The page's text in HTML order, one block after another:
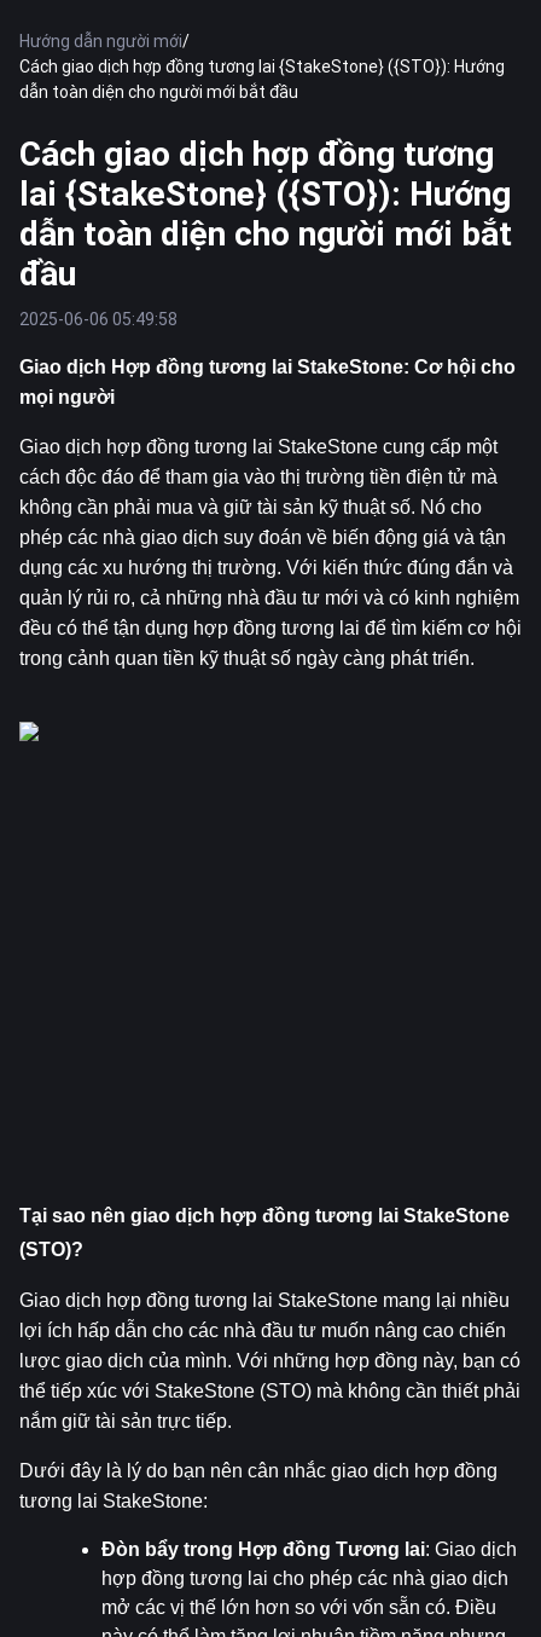
Hướng dẫn người mới/
Cách giao dịch hợp đồng tương lai {StakeStone} ({STO}): Hướng
dẫn toàn diện cho người mới bắt đầu
Cách giao dịch hợp đồng tương
lai {StakeStone} ({STO}): Hướng
dẫn toàn diện cho người mới bắt
đầu
2025-06-06 05:49:58
Giao dịch Hợp đồng tương lai StakeStone: Cơ hội cho
mọi người
Giao dịch hợp đồng tương lai StakeStone cung cấp một
cách độc đáo để tham gia vào thị trường tiền điện tử mà
không cần phải mua và giữ tài sản kỹ thuật số. Nó cho
phép các nhà giao dịch suy đoán về biến động giá và tận
dụng các xu hướng thị trường. Với kiến thức đúng đắn và
quản lý rủi ro, cả những nhà đầu tư mới và có kinh nghiệm
đều có thể tận dụng hợp đồng tương lai để tìm kiếm cơ hội
trong cảnh quan tiền kỹ thuật số ngày càng phát triển.
Tại sao nên giao dịch hợp đồng tương lai StakeStone
(STO)?
Giao dịch hợp đồng tương lai StakeStone mang lại nhiều
lợi ích hấp dẫn cho các nhà đầu tư muốn nâng cao chiến
lược giao dịch của mình. Với những hợp đồng này, bạn có
thể tiếp xúc với StakeStone (STO) mà không cần thiết phải
nắm giữ tài sản trực tiếp.
Dưới đây là lý do bạn nên cân nhắc giao dịch hợp đồng
tương lai StakeStone:
Đòn bẩy trong Hợp đồng Tương lai: Giao dịch
hợp đồng tương lai cho phép các nhà giao dịch
mở các vị thế lớn hơn so với vốn sẵn có. Điều